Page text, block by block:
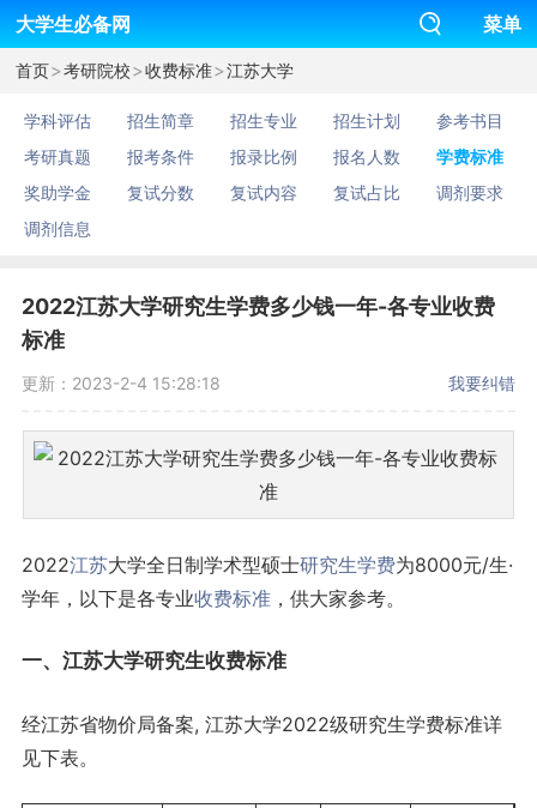
大学生必备网 菜单
首页>考研院校>收费标准>江苏大学
学科评估 招生简章 招生专业 招生计划
参考书目
考研真题
报考条件 报录比例 报名人数
学费标准
奖助学金
复试分数 复试内容 复试占比
调剂要求
调剂信息
2022江苏大学研究生学费多少钱一年-各专业收费
标准
更新：2023-2-4 15:28:18 我要纠错
2022江苏大学全日制学术型硕士研究生学费为8000元/生·
学年，以下是各专业收费标准，供大家参考。
一、江苏大学研究生收费标准
经江苏省物价局备案, 江苏大学2022级研究生学费标准详
见下表。